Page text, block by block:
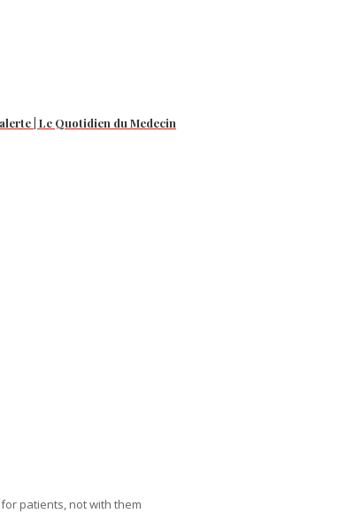
| Le Quotidien du Medecin
patients, not with them